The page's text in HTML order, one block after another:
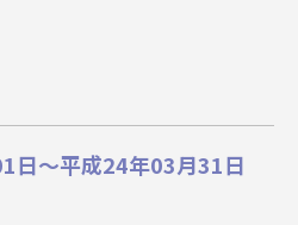
日～平成24年03月31日